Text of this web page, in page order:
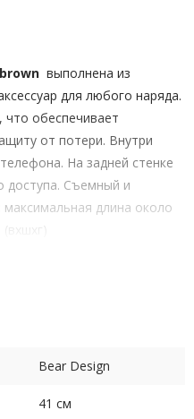
выполнена из
для любого наряда.
обеспечивает
от потери. Внутри
На задней стенке
доступа. Съемный и
длина около
жизни.
Bear Design
41 см